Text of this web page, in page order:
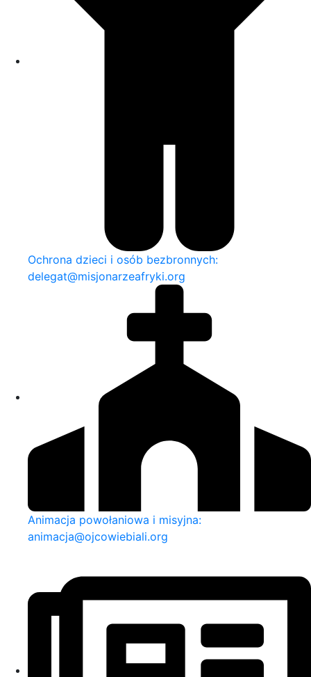
Ochrona dzieci i osób bezbronnych:
delegat@misjonarzeafryki.org
Animacja powołaniowa i misyjna:
animacja@ojcowiebiali.org